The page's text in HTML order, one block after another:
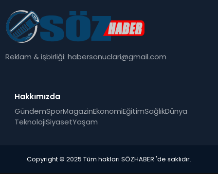
Reklam & işbirliği:habersonuclari@gmail.com
Hakkımızda
GündemSporMagazinEkonomiEğitimSağlıkDünya
TeknolojiSiyasetYaşam
Copyright © 2025 Tüm hakları SÖZHABER 'de saklıdır.